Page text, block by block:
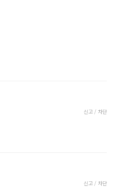
신고 / 차단
신고 / 차단